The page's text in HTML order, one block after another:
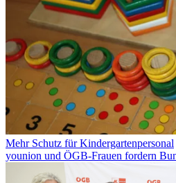
Mehr Schutz für Kindergartenpersonal
younion und ÖGB-Frauen fordern